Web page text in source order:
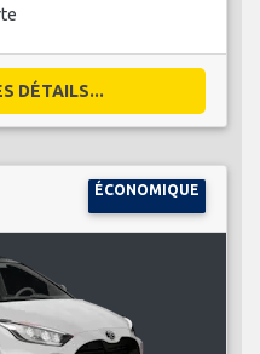
DÉTAILS...
ÉCONOMIQUE